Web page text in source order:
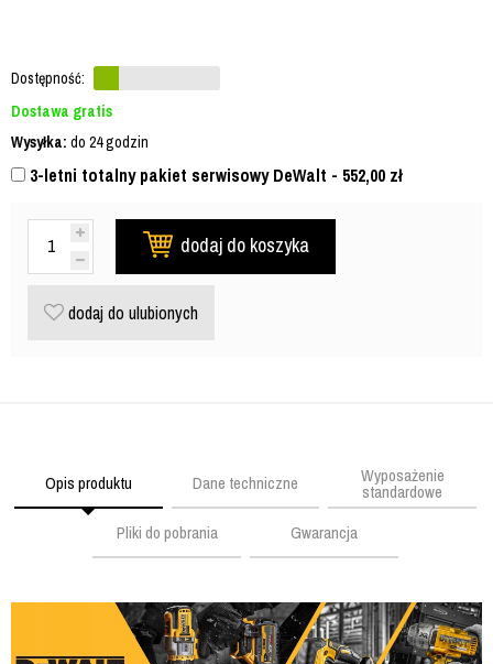
Dostępność:
Dostawa gratis
Wysyłka: do 24 godzin
3-letni totalny pakiet serwisowy DeWalt - 552,00 zł
dodaj do koszyka
dodaj do ulubionych
Opis produktu Dane techniczne Wyposażenie
standardowe
Pliki do pobrania
Gwarancja